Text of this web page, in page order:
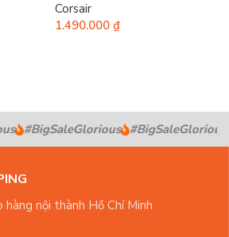
Corsair
1.490.000 ₫
#BigSaleGlorious #BigSaleGlorious
hàng nội thành Hồ Chí Minh